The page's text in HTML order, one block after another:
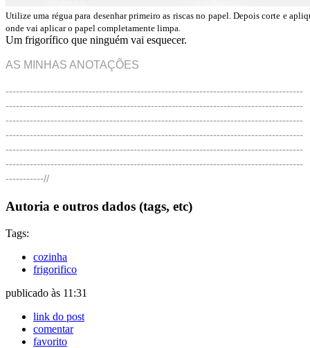
Utilize uma régua para desenhar primeiro as riscas no papel. Depois corte e
onde vai aplicar o papel completamente limpa.
Um frigorífico que ninguém vai esquecer.
AS MINHAS ANOTAÇÕES
--------------------------------------------------------------------------------------
--------------------------------------------------------------------------------------
--------------------------------------------------------------------------------------
--------------------------------------------------------------------------------------
--------------------------------------------------------------------------------------
--------------------------------------------------------------------------------------
-----------//
Autoria e outros dados (tags, etc)
Tags:
cozinha
frigorifico
publicado às 11:31
link do post
comentar
favorito